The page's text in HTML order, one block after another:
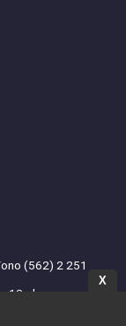
(562) 2 251
13.cl
X